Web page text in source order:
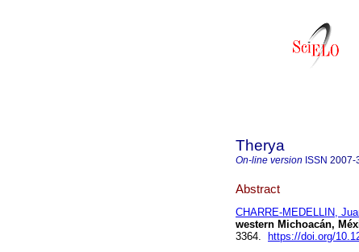
Therya
On-line version ISSN 2007-
Abstract
CHARRE-MEDELLIN,
western Michoacán,
3364.
https://doi.org/